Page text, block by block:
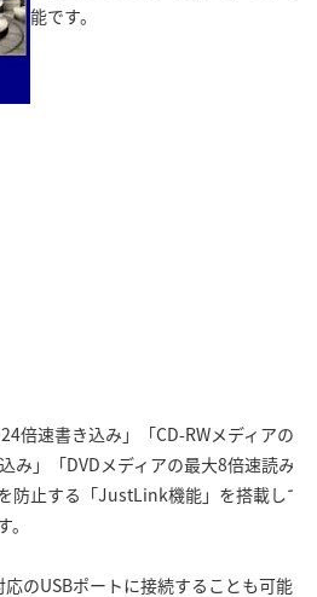
能です。
24倍速書き込み」「CD-RWメディアの
み」「DVDメディアの最大8倍速読み
防止する「JustLink機能」を搭載して
のUSBポートに接続することも可能